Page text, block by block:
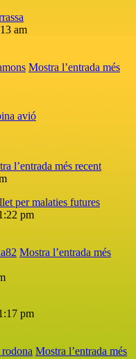
am
Mostra l’entrada més
avió
l’entrada més recent
per malaties futures
pm
Mostra l’entrada més
pm
Mostra l’entrada més